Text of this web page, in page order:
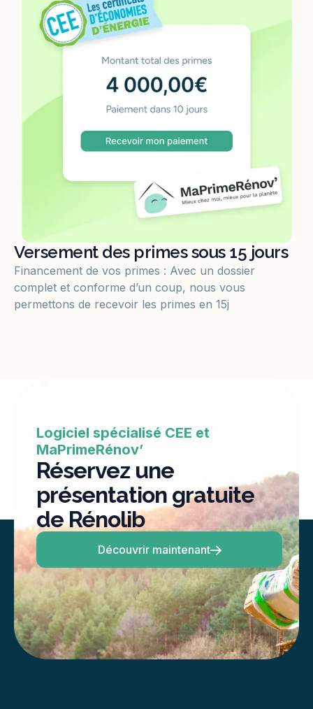
Versement des primes sous 15 jours
Financement de vos primes : Avec un dossier
complet et conforme d’un coup, nous vous
permettons de recevoir les primes en 15j
Logiciel spécialisé CEE et
MaPrimeRénov’
Réservez une
présentation gratuite
de Rénolib
Découvrir maintenant